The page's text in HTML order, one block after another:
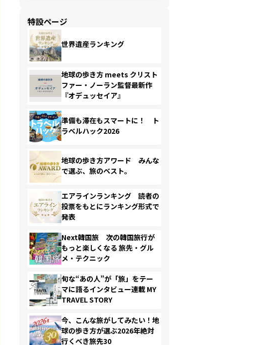
特設ページ
世界遺産ランキング
地球の歩き方 meets クリスト
ファー・ノーラン監督最新作
『オデュッセイア』
準備も滞在もスマートに！ ト
ラベルハック2026
地球の歩き方アワード みんな
で選ぶ、旅のベスト。
エアラインランキング 読者の
投票をもとにランキング形式で
発表
Next韓国旅 次の韓国旅行が
もっと楽しくなる 旅先・グル
メ・テクニック
旬な“あの人”が「旅」をテー
マに語るインタビュー連載 MY
TRAVEL STORY
今、こんな旅がしてみたい！地
球の歩き方が選ぶ2026年絶対
行くべき旅先30